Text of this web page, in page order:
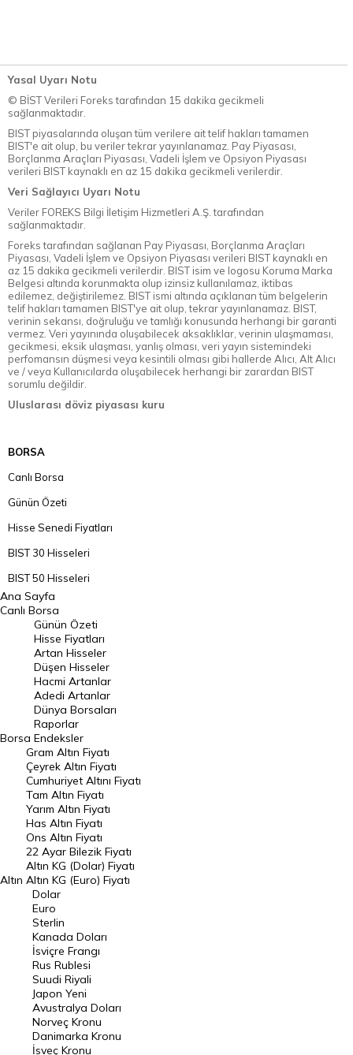
Yasal Uyarı Notu
© BİST Verileri Foreks tarafından 15 dakika gecikmeli
sağlanmaktadır.
BIST piyasalarında oluşan tüm verilere ait telif hakları tamamen
BIST'e ait olup, bu veriler tekrar yayınlanamaz. Pay Piyasası,
Borçlanma Araçları Piyasası, Vadeli İşlem ve Opsiyon Piyasası
verileri BIST kaynaklı en az 15 dakika gecikmeli verilerdir.
Veri Sağlayıcı Uyarı Notu
Veriler FOREKS Bilgi İletişim Hizmetleri A.Ş. tarafından
sağlanmaktadır.
Foreks tarafından sağlanan Pay Piyasası, Borçlanma Araçları
Piyasası, Vadeli İşlem ve Opsiyon Piyasası verileri BIST kaynaklı en
az 15 dakika gecikmeli verilerdir. BIST isim ve logosu Koruma Marka
Belgesi altında korunmakta olup izinsiz kullanılamaz, iktibas
edilemez, değiştirilemez. BIST ismi altında açıklanan tüm belgelerin
telif hakları tamamen BIST'ye ait olup, tekrar yayınlanamaz. BIST,
verinin sekansı, doğruluğu ve tamlığı konusunda herhangi bir garanti
vermez. Veri yayınında oluşabilecek aksaklıklar, verinin ulaşmaması,
gecikmesi, eksik ulaşması, yanlış olması, veri yayın sistemindeki
perfomansın düşmesi veya kesintili olması gibi hallerde Alıcı, Alt Alıcı
ve / veya Kullanıcılarda oluşabilecek herhangi bir zarardan BIST
sorumlu değildir.
Uluslarası döviz piyasası kuru
BORSA
Canlı Borsa
Günün Özeti
Hisse Senedi Fiyatları
BIST 30 Hisseleri
BIST 50 Hisseleri
BIST 100 Hisseleri
En Çok Artan Hisseler
En Çok Düşen Hisseler
Hacmi Artanlar
Geçmiş Kapanışlar
Dünya Borsaları
Raporlar
Endeksler
DÖVİZ
Döviz Kuru
Dolar Kuru
Euro Kuru
Pound Kuru
Frank Kuru
Riyal Kuru
Avustralya Doları
Danimarka Kronu Kuru
Kanada Doları Kuru
Ana Sayfa
Canlı Borsa
Borsa
Günün Özeti
Hisse Fiyatları
Artan Hisseler
Düşen Hisseler
Hacmi Artanlar
Adedi Artanlar
Dünya Borsaları
Raporlar
Endeksler
Altın
Gram Altın Fiyatı
Çeyrek Altın Fiyatı
Cumhuriyet Altını Fiyatı
Tam Altın Fiyatı
Yarım Altın Fiyatı
Has Altın Fiyatı
Ons Altın Fiyatı
22 Ayar Bilezik Fiyatı
Altın KG (Dolar) Fiyatı
Altın KG (Euro) Fiyatı
Dolar
Euro
Sterlin
Kanada Doları
İsviçre Frangı
Rus Rublesi
Suudi Riyali
Japon Yeni
Avustralya Doları
Norveç Kronu
Danimarka Kronu
İsveç Kronu